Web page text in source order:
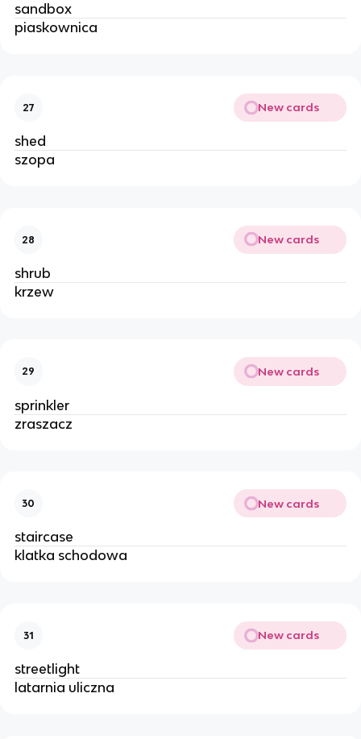
sandbox
piaskownica
27 New cards
shed
szopa
28 New cards
shrub
krzew
29 New cards
sprinkler
zraszacz
30 New cards
staircase
klatka schodowa
31 New cards
streetlight
latarnia uliczna